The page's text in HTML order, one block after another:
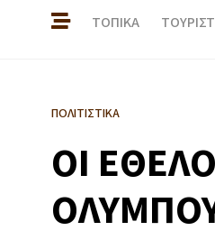
ΤΟΠΙΚΑ
ΠΟΛΙΤΙΣΤΙΚΑ
ΟΙ